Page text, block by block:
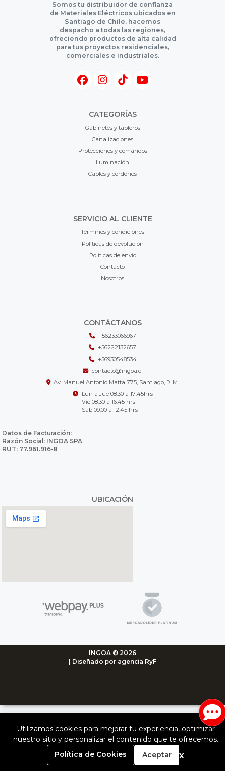
Somos tu distribuidor de confianza
de Materiales Eléctricos ubicados en
Santiago de Chile, hacemos
despacho a todas las regiones,
ofreciendo productos de alta calidad
para tus proyectos residenciales,
comerciales e industriales.
CATEGORÍAS
Gabinetes y tableros
Canalizaciones
Protecciones y comandos
Iluminación
Cables y cordones
SERVICIO AL CLIENTE
Términos y condiciones
Políticas de devolución
Políticas de envío
Contacto
Nosotros
CONTÁCTANOS
+56233066967
+56222132657
+56930548534
contacto@ingoa.cl
Av. Manuel Antonio Matta 775, Santiago, R. M.
Lun a Jue 08:30 a 17:45hrs
Vie 08:30 a 16:45 hrs
Sab 09:00 a 12:45 hrs
Datos de Facturación:
Razón Social: INGOA SPA
RUT: 77.961.916-8
UBICACIÓN
INGOA © 2026
| Diseñado por agencia RyF
0
Utilizamos cookies para mejorar tu experiencia, optimizar
nuestro sitio y personalizar el contenido que te ofrecemos.
Política de Cookies
Aceptar x